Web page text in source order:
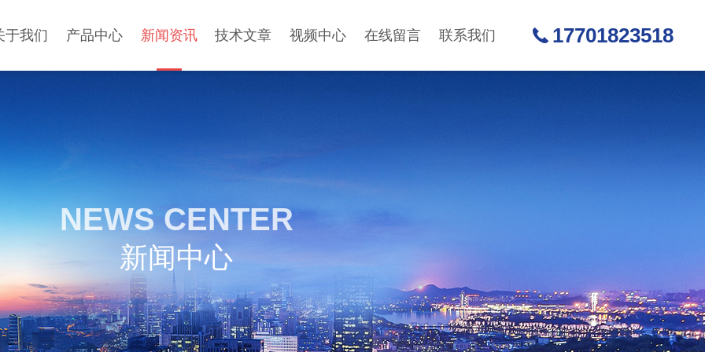
于我们 产品中心 新闻资讯 技术文章 视频中心 在线留言 联系我们 17701823518
NEWS CENTER
新闻中心